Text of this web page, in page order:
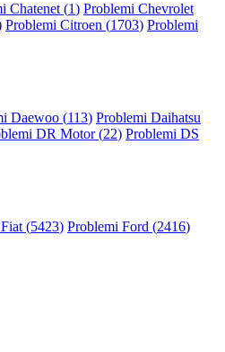
Chatenet (1) Problemi Chevrolet
Problemi Citroen (1703) Problemi
Daewoo (113) Problemi Daihatsu
DR Motor (22) Problemi DS
(5423) Problemi Ford (2416)